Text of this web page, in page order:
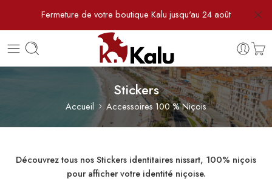
Fermeture de votre boutique Kalu jusqu'au 24 août
Stickers
Accueil Accessoires 100 % Niçois
Découvrez tous nos Stickers identitaires nissart, 100% niçois
pour afficher votre identité niçoise.